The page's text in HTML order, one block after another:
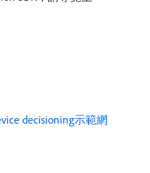
decisioning示範網